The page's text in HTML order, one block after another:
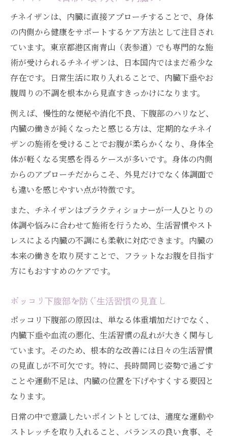
チネイザンは、内臓に直接アプローチすることで、身体
の内側から健康をサポートするケア方法として注目され
ています。東京都港区南青山（表参道）でも専門的な施
術が受けられるチネイザンは、日本国内ではまだ希少な
存在です。日常生活に取り入れることで、内臓下垂やお
腹周りの不調を根本から見直すきっかけになります。
例えば、慢性的な便秘や消化不良、下腹部のハリなど、
内臓の働きが鈍くなったと感じる方は、定期的なチネイ
ザンの施術を受けることでお腹が柔らかくなり、身体全
体が軽くなる実感を得るケースが多いです。身体の内側
からのアプローチだからこそ、外見だけでなく体調面で
も違いを感じやすい点が特徴です。
また、チネイザンはプラクティショナーが一人ひとりの
体調や悩みに合わせて施術を行うため、生活習慣やスト
レスによる内臓の不調にも柔軟に対応できます。内臓の
本来の働きを取り戻すことで、フラットなお腹を目指す
方にもおすすめのケアです。
ポッコリ下腹部を防ぐ生活習慣の見直し
ポッコリ下腹部の原因は、単なる体重増加だけでなく、
内臓下垂や血流の悪化、生活習慣の乱れが大きく関与し
ています。そのため、根本的な改善には日々の生活習慣
の見直しが不可欠です。特に、長時間同じ姿勢で過ごす
ことや運動不足は、内臓の位置を下げやすくする要因と
なります。
日常の中で意識したいポイントとしては、適度な運動や
ストレッチを取り入れること、バランスの良い食事、そ